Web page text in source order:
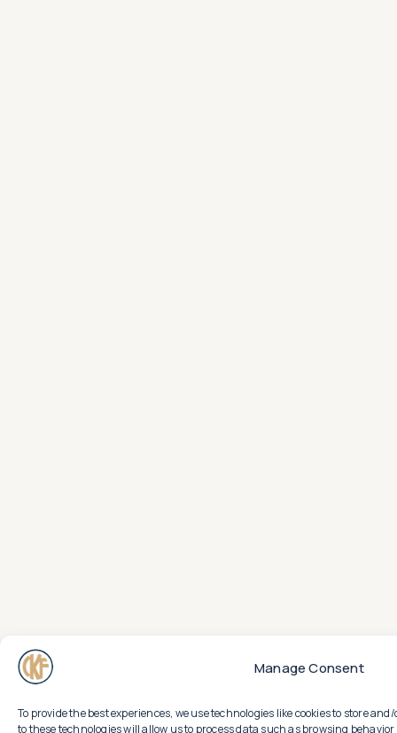
Manage Consent
To provide the best experiences, we use technologies like cookies to store
to these technologies will allow us to process data such as browsing